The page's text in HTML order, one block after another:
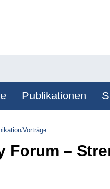
Publikationen
Vorträge
Forum –